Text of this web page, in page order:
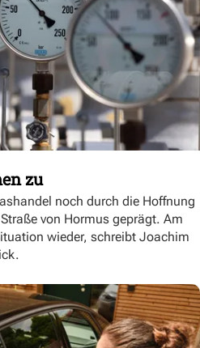
zu
noch durch die Hoffnung
von Hormus geprägt. Am
wieder, schreibt Joachim